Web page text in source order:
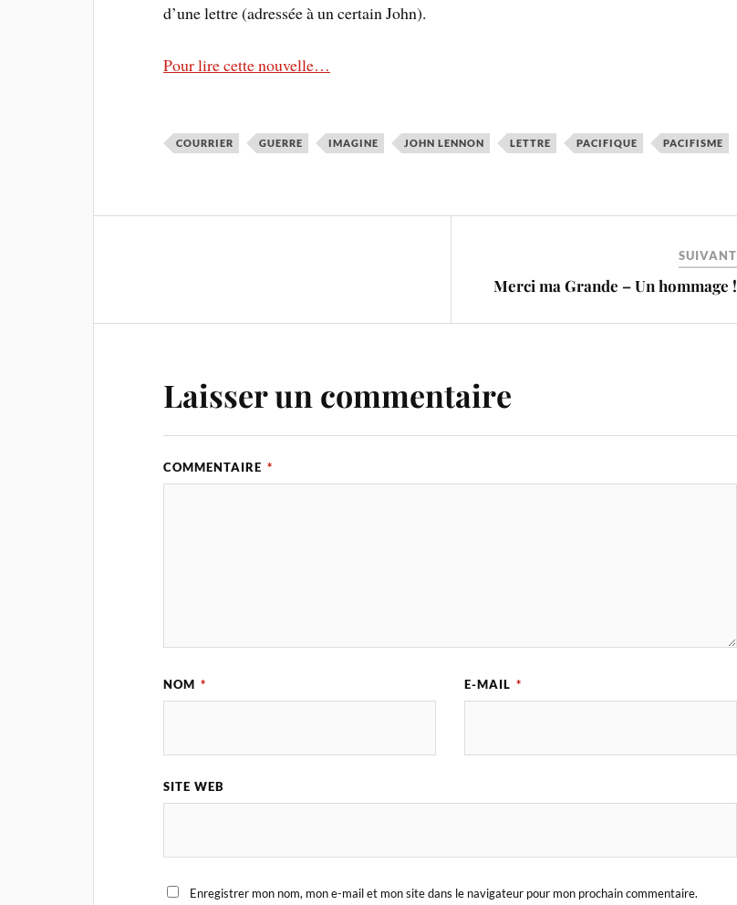
d’une lettre (adressée à un certain John).
Pour lire cette nouvelle…
COURRIER GUERRE IMAGINE JOHN LENNON LETTRE PACIFIQUE PACIFISME
SUIVANT
Merci ma Grande – Un hommage !
Laisser un commentaire
COMMENTAIRE *
NOM * E-MAIL *
SITE WEB
Enregistrer mon nom, mon e-mail et mon site dans le navigateur pour mon prochain commentaire.